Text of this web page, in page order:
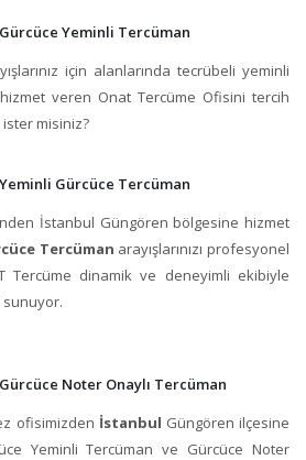
Yeminli Tercüman
için alanlarında tecrübeli yeminli
veren Onat Tercüme Ofisini tercih
misiniz?
Gürcüce Tercüman
İstanbul Güngören bölgesine hizmet
Tercüman arayışlarınızı profesyonel
Tercüme dinamik ve deneyimli ekibiyle
Noter Onaylı Tercüman
ofisimizden İstanbul Güngören ilçesine
Yeminli Tercüman ve Gürcüce Noter